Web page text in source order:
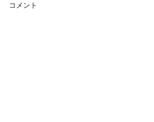
コメント